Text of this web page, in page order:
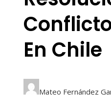
En Chile
Mateo Fernández